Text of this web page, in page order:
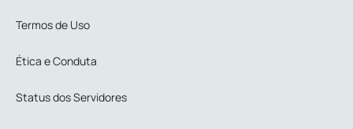
Termos de Uso
Ética e Conduta
Status dos Servidores